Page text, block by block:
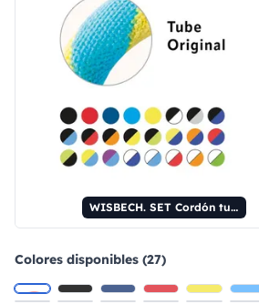
WISBECH. SET Cordón tubular largo (Ø 7 mm) con mosquetón de palanca de 9 mm y cierre de seguridad de Ø 7 mm
Colores disponibles (27)